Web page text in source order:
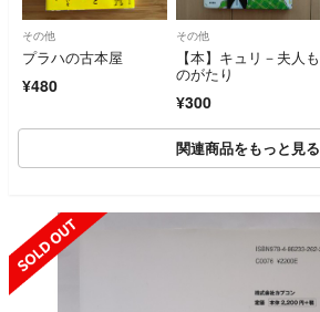
その他
プラハの古本屋
¥480
その他
【本】キュリ－夫人も
のがたり
¥300
関連商品をもっと見る